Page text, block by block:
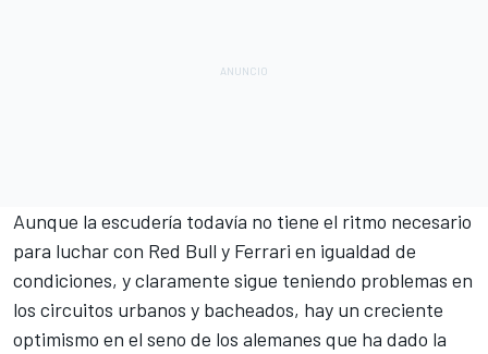
Aunque la escudería todavía no tiene el ritmo necesario
para luchar con Red Bull y Ferrari en igualdad de
condiciones, y claramente sigue teniendo problemas en
los circuitos urbanos y bacheados, hay un creciente
optimismo en el seno de los alemanes que ha dado la